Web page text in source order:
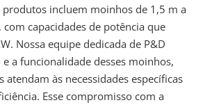
produtos incluem moinhos de 1,5 m a
capacidades de potência que
Nossa equipe dedicada de P&D
a funcionalidade desses moinhos,
atendam às necessidades específicas
Esse compromisso com a